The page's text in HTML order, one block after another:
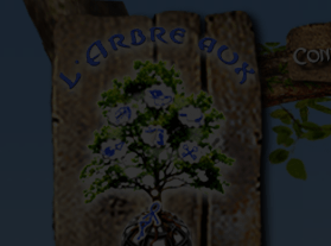
L'Arbre aux 100.000 Rêves